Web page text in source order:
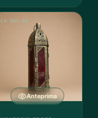
Anteprima
CA 003-01